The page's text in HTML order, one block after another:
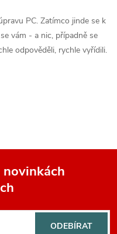
PC. Zatímco jinde se k
vám - a nic, případně se
odpověděli, rychle vyřídili.
ODEBÍRAT